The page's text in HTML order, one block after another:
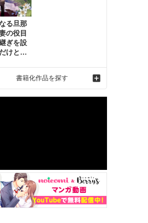
る旦那
の役目
ぎを設
けと聞
女の幸せ
～2
書籍化作品を探す